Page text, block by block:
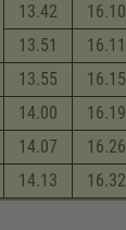
13.42 16.10
13.51
16.11
13.55 16.15
14.00 16.19
14.07 16.26
14.13 16.32